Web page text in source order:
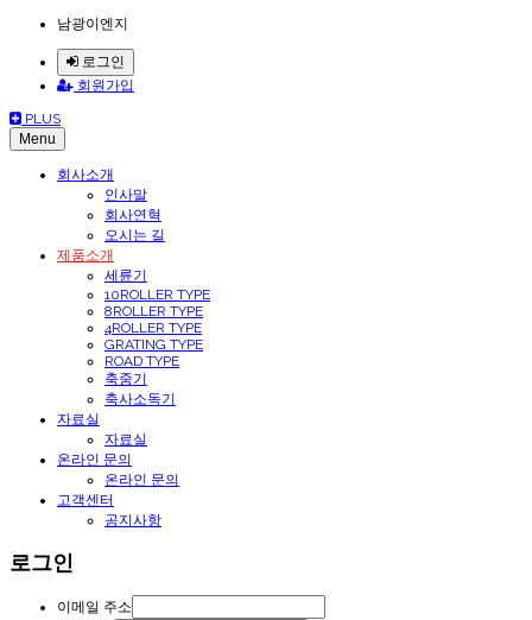
남광이엔지
로그인
회원가입
PLUS
Menu
회사소개
인사말
회사연혁
오시는 길
제품소개
세륜기
10ROLLER TYPE
8ROLLER TYPE
4ROLLER TYPE
GRATING TYPE
ROAD TYPE
축중기
축사소독기
자료실
자료실
온라인 문의
온라인 문의
고객센터
공지사항
로그인
이메일 주소